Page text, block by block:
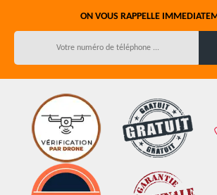
ON VOUS RAPPELLE